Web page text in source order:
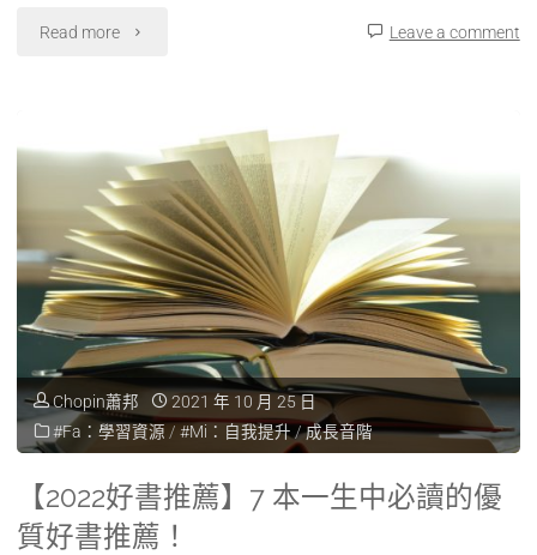
Read more Leave a comment
Chopin蕭邦
2021 年 10 月 25 日
#Fa：學習資源 / #Mi：自我提升 /成長音階
【2022好書推薦】7 本一生中必讀的優
質好書推薦！